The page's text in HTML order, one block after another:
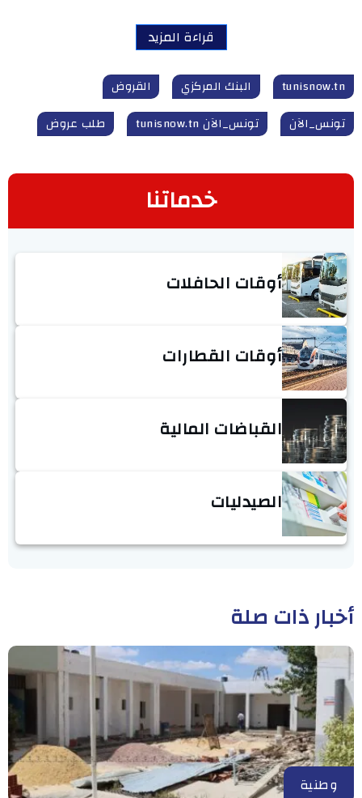
قراءة المزيد
tunisnow.tn البنك المركزي
القروض
تونس_الآن
تونس_الآن tunisnow.tn طلب عروض
خدماتنا
أوقات الحافلات
أوقات القطارات
القباضات المالية
الصيدليات
أخبار ذات صلة
وطنية